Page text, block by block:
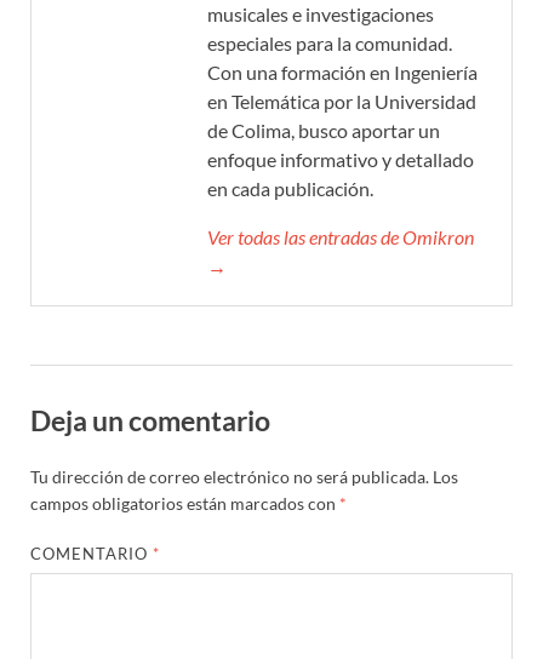
musicales e investigaciones
especiales para la comunidad.
Con una formación en Ingeniería
en Telemática por la Universidad
de Colima, busco aportar un
enfoque informativo y detallado
en cada publicación.
Ver todas las entradas de Omikron
→
Deja un comentario
Tu dirección de correo electrónico no será publicada. Los
campos obligatorios están marcados con *
COMENTARIO *